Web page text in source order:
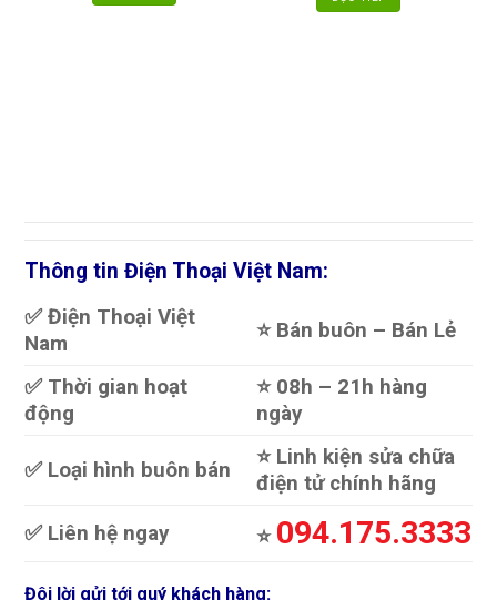
Thông tin Điện Thoại Việt Nam:
✅ Điện Thoại Việt
Nam
⭐️ Bán buôn – Bán Lẻ
✅ Thời gian hoạt
động
⭐️ 08h – 21h hàng
ngày
✅ Loại hình buôn bán
⭐️ Linh kiện sửa chữa
điện tử chính hãng
✅ Liên hệ ngay
⭐️ 094.175.3333
Đôi lời gửi tới quý khách hàng: